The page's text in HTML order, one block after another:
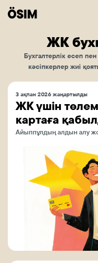
ЖК
Бухгалтерлік есеп
кәсіпкерлер жиі
3 ақпан 2026 жаңартылды
ЖК үшін
картаға
Айыппұлдың алдын алу